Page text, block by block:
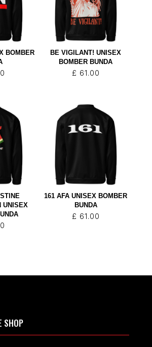
BOMBER
BE VIGILANT! UNISEX
BOMBER BUNDA
£ 61.00
UNISEX
161 AFA UNISEX BOMBER
BUNDA
£ 61.00
SHOP